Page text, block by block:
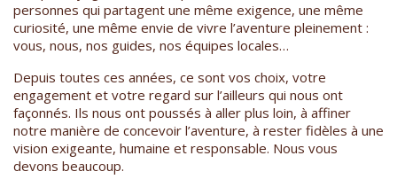
personnes qui partagent une même exigence, une même
curiosité, une même envie de vivre l’aventure pleinement :
vous, nous, nos guides, nos équipes locales…
Depuis toutes ces années, ce sont vos choix, votre
engagement et votre regard sur l’ailleurs qui nous ont
façonnés. Ils nous ont poussés à aller plus loin, à affiner
notre manière de concevoir l’aventure, à rester fidèles à une
vision exigeante, humaine et responsable. Nous vous
devons beaucoup.